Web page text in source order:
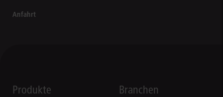
Anfahrt
Produkte Branchen